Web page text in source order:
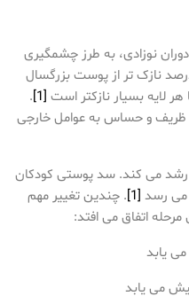
نوزادی، به طرز چشمگیری
می کند. پوست نوزاد 20 تا 30 درصد نازک تر از پوست بزرگسال
لایه بسیار نازکتر است [1]
.
ظریف و حساس به عوامل خارجی
می کند. سد پوستی کودکان
[1]
. چندین تغییر مهم
اتفاق می افتد:
یابد
می یابد